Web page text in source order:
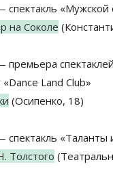
«Мужской
на Соколе
премьера
Land Club»
(Осипенко, 18)
«Таланты
Толстого